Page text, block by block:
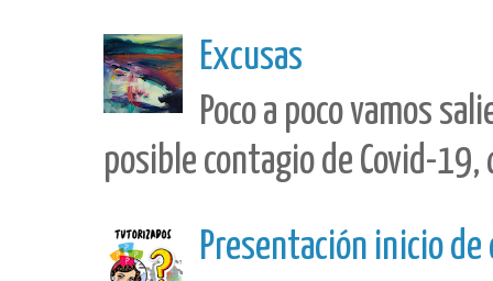
Excusas
Poco a poco vamos
posible contagio de Covid-
Presentación inicio de